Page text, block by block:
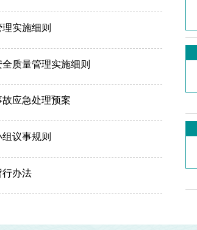
实施细则
质量管理实施细则
应急处理预案
议事规则
行办法